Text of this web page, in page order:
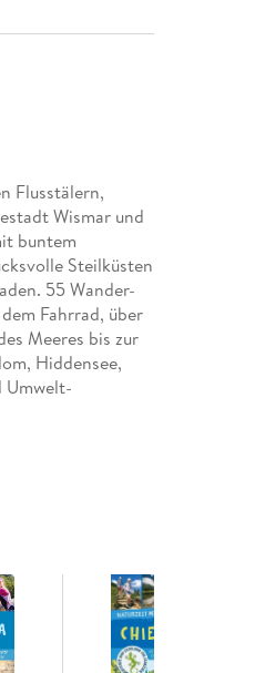
Flusstälern,
Wismar und
buntem
Steilküsten
55 Wander-
Fahrrad, über
Meeres bis zur
Hiddensee,
Umwelt-